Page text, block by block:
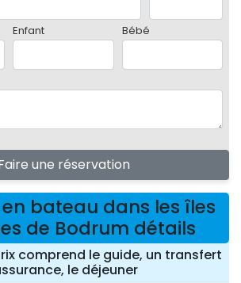
Enfant Bébé
une réservation
en bateau dans les îles
de Bodrum détails
comprend le guide, un transfert
le déjeuner